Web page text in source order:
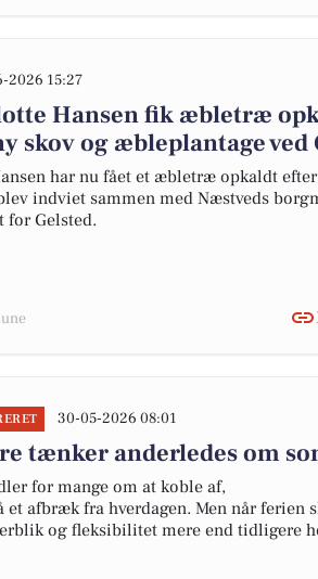
2026 15:27
Hansen fik æbletræ
skov og æbleplantage ved
har nu fået et æbletræ opkaldt
indviet sammen med Næstveds
for Gelsted.
30-05-2026 08:01
tænker anderledes om
for mange om at koble af,
et afbræk fra hverdagen. Men når ferien
og fleksibilitet mere end tidligere